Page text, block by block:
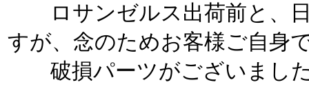
ロサンゼルス出荷前と、日
すが、念のためお客様ご自身
破損パーツがございました